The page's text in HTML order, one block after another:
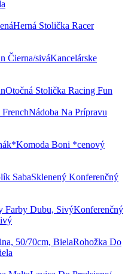
Herná Stolička Racer
Kancelárske
Otočná Stolička Racing Fun
Nádoba Na Prípravu
Komoda Boni *cenový
Sklenený Konferenčný
Konferenčný
Rohožka Do